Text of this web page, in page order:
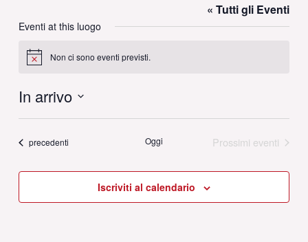
« Tutti gli Eventi
Eventi at this luogo
Notice Non ci sono eventi previsti.
In arrivo
data.
Eventi
precedenti Oggi Prossimi eventi
Iscriviti al calendario